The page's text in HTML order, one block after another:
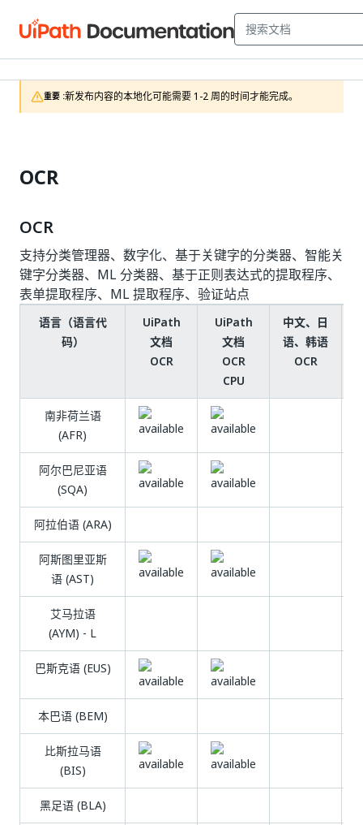
重要 :新发布内容的本地化可能需要 1-2 周的时间才能完成。
OCR
OCR
支持分类管理器、数字化、基于关键字的分类器、智能关
键字分类器、ML 分类器、基于正则表达式的提取程序、
表单提取程序、ML 提取程序、验证站点
语言（语言代
码）
UiPath
文档
OCR
UiPath
文档
OCR
CPU
中文、日
语、韩语
OCR
南非荷兰语
(AFR)
阿尔巴尼亚语
(SQA)
阿拉伯语 (ARA)
阿斯图里亚斯
语 (AST)
艾马拉语
(AYM) - L
巴斯克语 (EUS)
本巴语 (BEM)
比斯拉马语
(BIS)
黑足语 (BLA)